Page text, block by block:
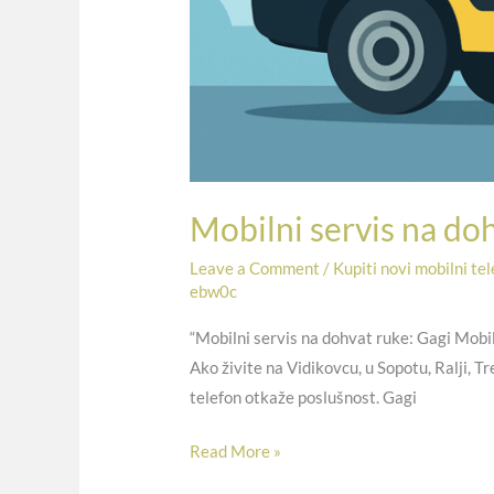
Mobilni servis na
Leave a Comment / Kupiti novi mobilni
ebw0c
“Mobilni servis na dohvat ruke: Gagi
Ako živite na Vidikovcu, u Sopotu, Ralji,
telefon otkaže poslušnost. Gagi
Read More »